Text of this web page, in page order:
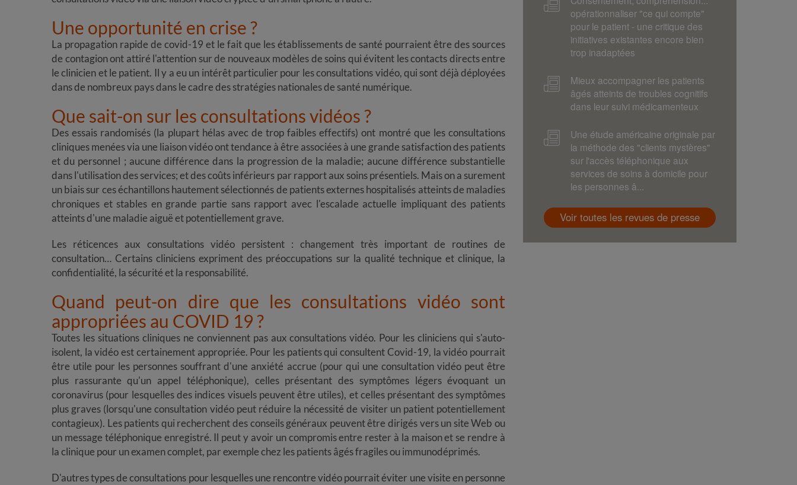
Une opportunité en crise ?
La propagation rapide de covid-19 et le fait que les établissements de santé pourraient être des sources
de contagion ont attiré l'attention sur de nouveaux modèles de soins qui évitent les contacts directs entre
le clinicien et le patient. Il y a eu un intérêt particulier pour les consultations vidéo, qui sont déjà déployées
dans de nombreux pays dans le cadre des stratégies nationales de santé numérique.
Que sait-on sur les consultations vidéos ?
D​​​​​​​es essais randomisés (la plupart hélas avec de trop faibles effectifs) ont montré que les consultations
cliniques menées via une liaison vidéo ont tendance à être associées à une grande satisfaction des patients
et du personnel ; aucune différence dans la progression de la maladie; aucune différence substantielle
dans l'utilisation des services; et des coûts inférieurs par rapport aux soins présentiels. Mais on a surement
un biais sur ces échantillons hautement sélectionnés de patients externes hospitalisés atteints de maladies
chroniques et stables en grande partie sans rapport avec l'escalade actuelle impliquant des patients
atteints d'une maladie aiguë et potentiellement grave.
Les réticences aux consultations vidéo persistent : changement très important de ro​​​​​​​utines de
consultation… Certains cliniciens expriment des préoccupations sur la qualité technique et clinique, la
confidentialité, la sécurité et la responsabilité.
Quand peut-on dire que les consultations vidéo sont
appropriées au COVID 19 ?
​​​​​​​Toutes les situations cliniques ne conviennent pas aux consultations vidéo. Pour les cliniciens qui s'auto-
isolent, la vidéo est certainement appropriée. Pour les patients qui consultent Covid-19, la vidéo pourrait
être utile pour les personnes souffrant d'une anxiété accrue (pour qui une consultation vidéo peut être
plus rassurante qu'un appel téléphonique), celles présentant des symptômes légers évoquant un
coronavirus (pour lesquelles des indices visuels peuvent être utiles), et celles présentant des symptômes
plus graves (lorsqu'une consultation vidéo peut réduire la nécessité de visiter un patient potentiellement
contagieux). Les patients qui recherchent des conseils généraux peuvent être dirigés vers un site Web ou
un message téléphonique enregistré. Il peut y avoir un compromis entre rester à la maison et se rendre à
la clinique pour un examen complet, par exemple chez les patients âgés fragiles ou immunodéprimés.
D​​​​​​​'autres types de consultations pour lesquelles une rencontre vidéo pourrait éviter une visite en personne
opérationnaliser "ce qui compte"
pour le patient - une critique des
initiatives existantes encore bien
trop inadaptées
Mieux accompagner les patients
âgés atteints de troubles cognitifs
dans leur suivi médicamenteux
Une étude américaine originale par
la méthode des "clients mystères"
sur l'accès téléphonique aux
services de soins à domicile pour
les personnes â...
Voir toutes les revues de presse